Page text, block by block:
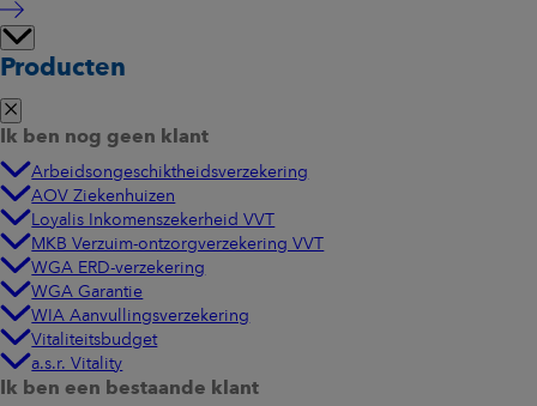
Producten
Ik ben nog geen klant
Arbeidsongeschiktheidsverzekering
AOV Ziekenhuizen
Loyalis Inkomenszekerheid VVT
MKB Verzuim-ontzorgverzekering VVT
WGA ERD-verzekering
WGA Garantie
WIA Aanvullingsverzekering
Vitaliteitsbudget
a.s.r. Vitality
Ik ben een bestaande klant